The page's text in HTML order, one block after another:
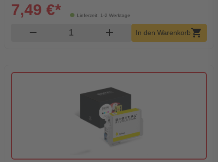
Lieferzeit: 1-2 Werktage
7,49 €*
remove Produkt Warenkorb Menge
add In den Warenkorb shopping_cart